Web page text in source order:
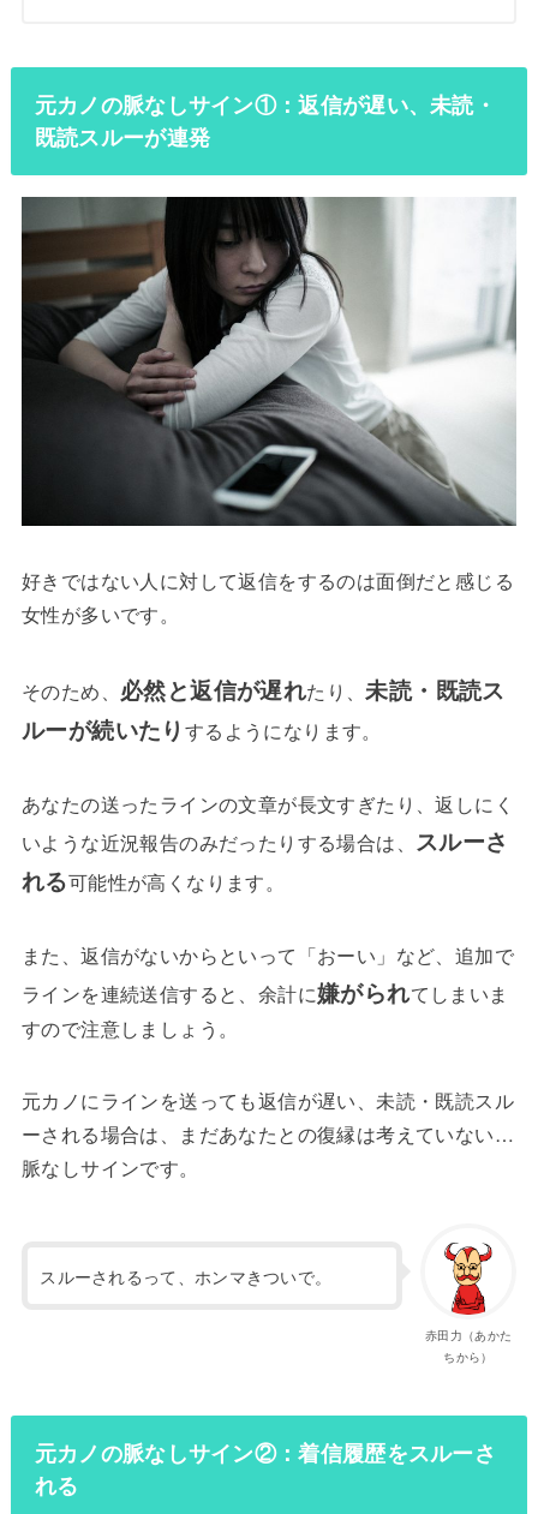
元カノの脈なしサイン①：返信が遅い、未読・
既読スルーが連発
好きではない人に対して返信をするのは面倒だと感じる
女性が多いです。
そのため、 必然と返信が遅れたり、未読・既読ス
ルーが続いたり するようになります。
あなたの送ったラインの文章が長文すぎたり、返しにく
いような近況報告のみだったりする場合は、 スルーさ
れる可能性が高くなります。
また、返信がないからといって「おーい」など、追加で
ラインを連続送信すると、余計に嫌がられてしまいま
すので注意しましょう。
元カノにラインを送っても返信が遅い、未読・既読スル
ーされる場合は、まだあなたとの復縁は考えていない…
脈なしサインです。
赤田力（あかた
ちから）
スルーされるって、ホンマきついで。
元カノの脈なしサイン②：着信履歴をスルーさ
れる